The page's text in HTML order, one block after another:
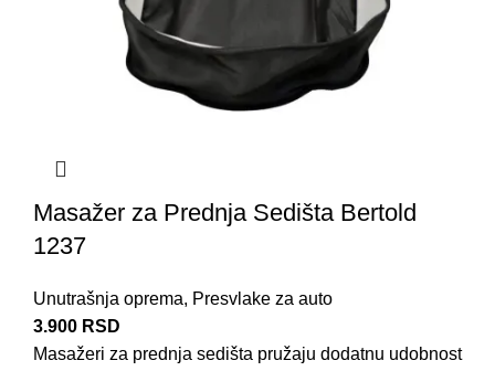
Masažer za Prednja Sedišta Bertold
1237
Unutrašnja oprema, Presvlake za auto
3.900 RSD
Masažeri za prednja sedišta pružaju dodatnu udobnost